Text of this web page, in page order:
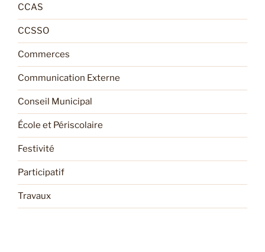
CCAS
CCSSO
Commerces
Communication Externe
Conseil Municipal
École et Périscolaire
Festivité
Participatif
Travaux